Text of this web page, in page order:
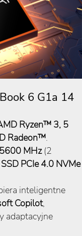
6 G1a 14
Ryzen™ 3, 5
Radeon™.
MHz(2
SSD PCIe 4.0 NVMe
inteligentne
Copilot,
adaptacyjne